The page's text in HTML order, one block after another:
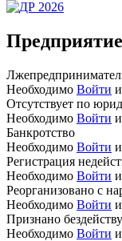
Предприятие
Необходимо Войти
Отсутствует по
Необходимо Войти
Банкротство
Необходимо Войти
Регистрация
Необходимо Войти
Реорганизовано с
Необходимо Войти
Признано
Необходимо Войти